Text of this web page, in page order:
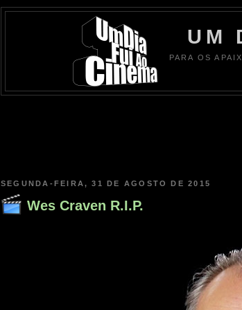
UM
PARA OS
SEGUNDA-FEIRA, 31 DE AGOSTO DE 2015
Wes Craven R.I.P.